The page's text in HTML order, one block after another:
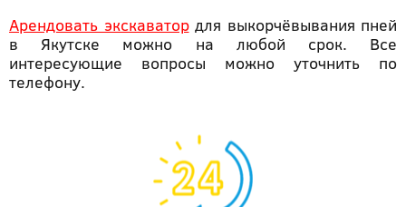
Арендовать экскаватордля выкорчёвывания пней
в Якутске можно на любой срок. Все
интересующие вопросы можно уточнить по
телефону.